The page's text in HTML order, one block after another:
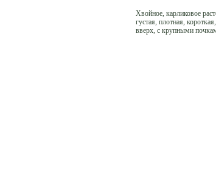
Хвойное, карликовое
густая, плотная,
вверх, с крупными